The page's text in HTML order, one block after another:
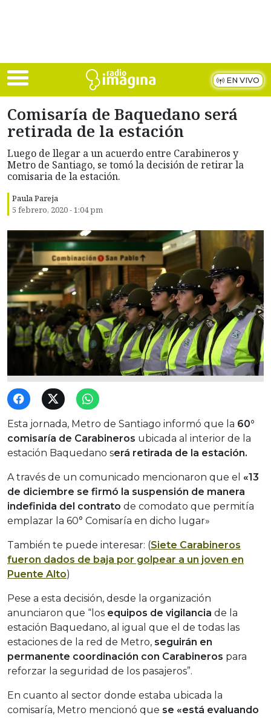
EN VIVO
Comisaría de Baquedano será
retirada de la estación
Luego de llegar a un acuerdo entre Carabineros y
Metro de Santiago, se tomó la decisión de retirar la
comisaria de la estación.
Paula Pareja
5 febrero, 2020 - 1:04 pm
Esta jornada, Metro de Santiago informó que la 60°
comisaría de Carabineros ubicada al interior de la
estación Baquedano será retirada de la estación.
A través de un comunicado mencionaron que el «13
de diciembre se firmó la suspensión de manera
indefinida del contrato de comodato que permitía
emplazar la 60° Comisaría en dicho lugar»
También te puede interesar: (Siete Carabineros
fueron dados de baja por golpear a un joven en
Puente Alto)
Pese a esta decisión, desde la organización
anunciaron que “los equipos de vigilancia de la
estación Baquedano, al igual que el de todas las
estaciones de la red de Metro, seguirán en
permanente coordinación con Carabineros para
reforzar la seguridad de los pasajeros”.
En cuanto al sector donde estaba ubicada la
comisaría, Metro mencionó que se «está evaluando